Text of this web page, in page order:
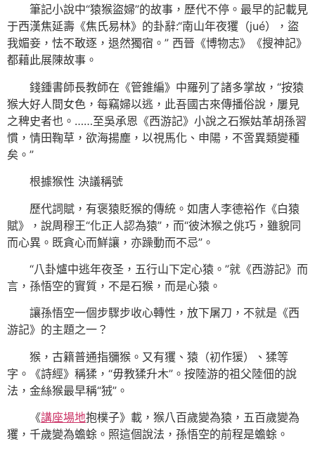
筆記小說中“猿猴盜婦”的故事，歷代不停。最早的記載見
于西漢焦延壽《焦氏易林》的卦辭:“南山年夜玃（jué），盜
我媚妾，怯不敢逐，退然獨宿。” 西晉《博物志》《搜神記》
都藉此展陳故事。
錢鍾書師長教師在《管錐編》中羅列了諸多掌故，“按猿
猴大好人間女色，每竊婦以逃，此吾國古來傳播俗說，屢見
之稗史者也。……至吳承恩《西游記》小說之石猴姑革胡孫習
慣，情田鞠草，欲海揚塵，以視馬化、申陽，不啻異類變種
矣。”
根據猴性 決議稱號
歷代詞賦，有褒猿貶猴的傳統。如唐人李德裕作《白猿
賦》，說周穆王“化正人認為猿”，而“彼沐猴之佻巧，雖貌同
而心異。既貪心而鮮讓，亦躁動而不忌”。
“八卦爐中逃年夜圣，五行山下定心猿。”就《西游記》而
言，孫悟空的實質，不是石猴，而是心猿。
讓孫悟空一個步驟步收心轉性，放下屠刀，不就是《西
游記》的主題之一？
猴，古籍普通指獼猴。又有玃、猿（初作猨）、猱等
字。《詩經》稱猱，“毋教猱升木”。按陸游的祖父陸佃的說
法，金絲猴最早稱“狨”。
《講座場地抱樸子》載，猴八百歲變為猿，五百歲變為
玃，千歲變為蟾蜍。照這個說法，孫悟空的前程是蟾蜍。